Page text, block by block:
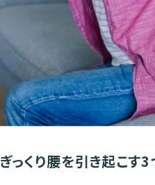
ぎっくり腰を引き起こす